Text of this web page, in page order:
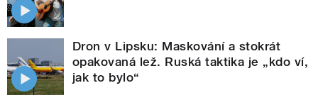
Dron v Lipsku: Maskování a stokrát
opakovaná lež. Ruská taktika je „kdo ví,
jak to bylo“